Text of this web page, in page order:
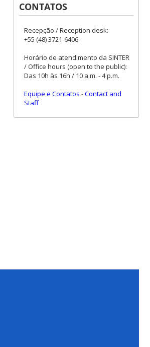
CONTATOS
Recepção / Reception desk:
+55 (48) 3721-6406
Horário de atendimento da SINTER
/ Office hours (open to the public):
Das 10h às 16h / 10 a.m. - 4 p.m.
Equipe e Contatos -Contact and
Staff